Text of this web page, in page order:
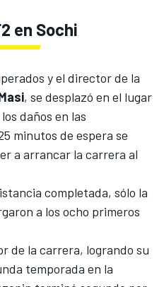
en Sochi
y el director de la
, se desplazó en el lugar
daños en las
minutos de espera se
a arrancar la carrera al
completada, sólo la
a los ocho primeros
de la carrera, logrando su
temporada en la